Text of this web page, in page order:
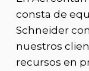
consta de
Schneider
nuestros
recursos en